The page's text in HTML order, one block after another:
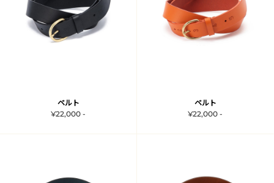
ベルト
¥22,000 -
ベルト
¥22,000 -